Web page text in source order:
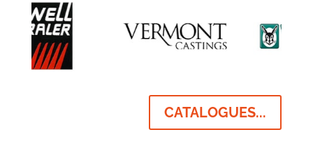
CATALOGUES...